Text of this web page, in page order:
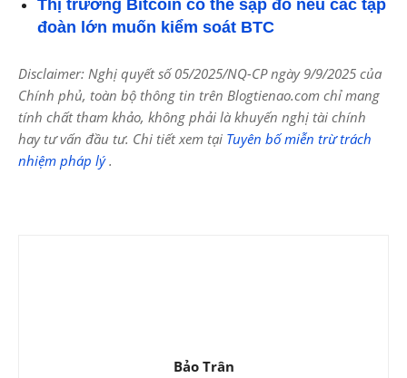
Thị trường Bitcoin có thể sập đổ nếu các tập
đoàn lớn muốn kiểm soát BTC
Disclaimer: Nghị quyết số 05/2025/NQ-CP ngày 9/9/2025 của
Chính phủ, toàn bộ thông tin trên Blogtienao.com chỉ mang
tính chất tham khảo, không phải là khuyến nghị tài chính
hay tư vấn đầu tư. Chi tiết xem tại Tuyên bố miễn trừ trách
nhiệm pháp lý.
Bảo Trân